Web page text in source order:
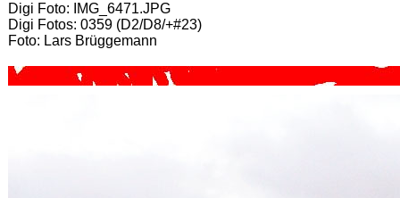
Digi Foto: IMG_6471.JPG
Digi Fotos: 0359 (D2/D8/+#23)
Foto: Lars Brüggemann